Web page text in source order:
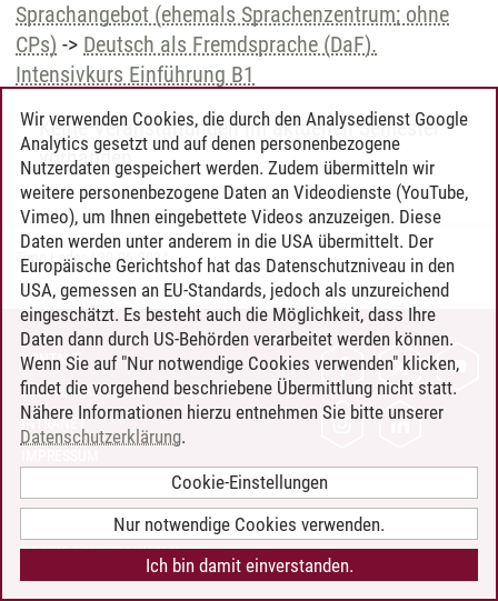
Sprachangebot (ehemals Sprachenzentrum; ohne
CPs) -> Deutsch als Fremdsprache (DaF).
Intensivkurs Einführung B1
Keine Veranstaltungen im aktuellen Semester
vorhanden
Timo Leder / 30.06.2024
KONTAKT
LEUPHANA ALS ARBEITGEBER
INTRANET
BARRIEREFREIHEIT
COOKIE-EINSTELLUNGEN
Wir verwenden Cookies, die durch den Analysedienst Google
Analytics gesetzt und auf denen personenbezogene
Nutzerdaten gespeichert werden. Zudem übermitteln wir
weitere personenbezogene Daten an Videodienste (YouTube,
Vimeo), um Ihnen eingebettete Videos anzuzeigen. Diese
Daten werden unter anderem in die USA übermittelt. Der
Europäische Gerichtshof hat das Datenschutzniveau in den
USA, gemessen an EU-Standards, jedoch als unzureichend
eingeschätzt. Es besteht auch die Möglichkeit, dass Ihre
Daten dann durch US-Behörden verarbeitet werden können.
Wenn Sie auf "Nur notwendige Cookies verwenden" klicken,
findet die vorgehend beschriebene Übermittlung nicht statt.
Nähere Informationen hierzu entnehmen Sie bitte unserer
Datenschutzerklärung.
Cookie-Einstellungen
Nur notwendige Cookies verwenden.
Ich bin damit einverstanden.